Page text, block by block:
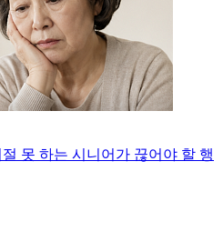
절 못 하는 시니어가 끊어야 할 행